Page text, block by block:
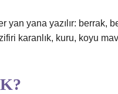
yana yazılır: berrak,
karanlık, kuru, koyu